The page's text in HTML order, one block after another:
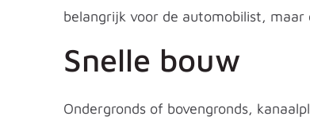
belangrijk voor de automobilist,
Snelle bouw
Ondergronds of bovengronds,